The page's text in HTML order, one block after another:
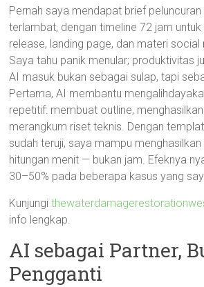
Pernah saya mendapat brief
terlambat, dengan timeline 72 jam
release, landing page, dan materi social
Saya tahu panik menular; produktivitas
AI masuk bukan sebagai sulap, tapi
Pertama, AI membantu
repetitif: membuat outline,
merangkum riset teknis. Dengan
sudah teruji, saya mampu
hitungan menit — bukan jam. Efeknya
30–50% pada beberapa kasus yang
Kunjungi
info lengkap.
AI sebagai Partner,
Pengganti